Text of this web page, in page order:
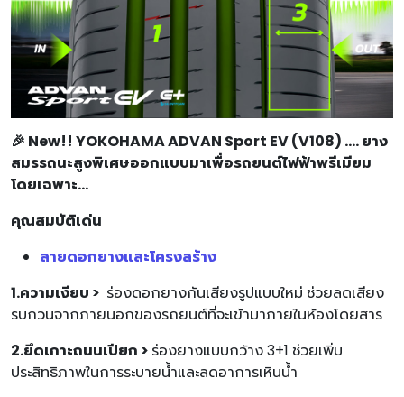
🎉 New!! YOKOHAMA ADVAN Sport EV (V108) …. ยาง
สมรรถนะสูงพิเศษออกแบบมาเพื่อรถยนต์ไฟฟ้าพรีเมียม
โดยเฉพาะ…
คุณสมบัติเด่น
ลายดอกยางและโครงสร้าง
1.ความเงียบ > ร่องดอกยางกันเสียงรูปแบบใหม่ ช่วยลดเสียง
รบกวนจากภายนอกของรถยนต์ที่จะเข้ามาภายในห้องโดยสาร
2.ยึดเกาะถนนเปียก > ร่องยางแบบกว้าง 3+1 ช่วยเพิ่ม
ประสิทธิภาพในการระบายน้ำและลดอาการเหินน้ำ